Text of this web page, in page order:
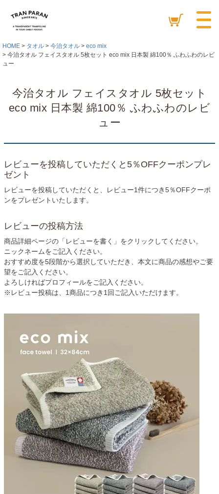
HOME タオル 今治タオル
eco mix
今治タオル フェイスタオル 5枚セット eco mix 日本製 綿100％ ふわふわのレビ
ュー
今治タオル フェイスタオル 5枚セット
eco mix 日本製 綿100％ ふわふわのレビ
ュー
レビューを投稿していただくと5％OFFクーポンプレ
ゼント
レビューを投稿していただくと、レビュー1件につき5％OFFクーポ
ンをプレゼントいたします。
レビューの投稿方法
商品詳細ページの「レビューを書く」をクリックしてください。
ニックネームをご記入ください。
おすすめ度を5段階から選択していただき、本文に商品の感想やご要
望をご記入ください。
よろしければプロフィールをご記入ください。
※レビュー投稿は、1商品につき1回ご記入いただけます。